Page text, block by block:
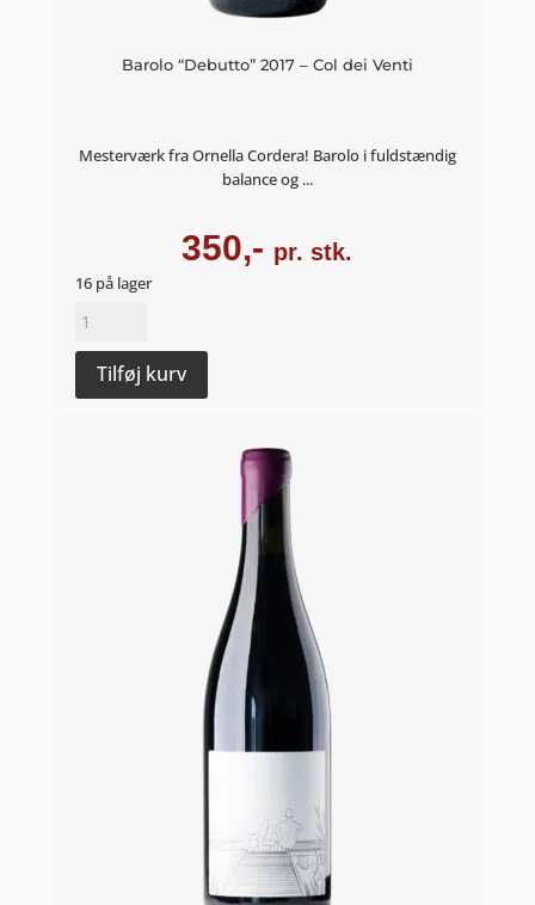
Barolo “Debutto” 2017 – Col dei Venti
Mesterværk fra Ornella Cordera! Barolo i fuldstændig
balance og ...
350,- pr. stk.
16 på lager
Barolo
2017
-
Tilføj kurv